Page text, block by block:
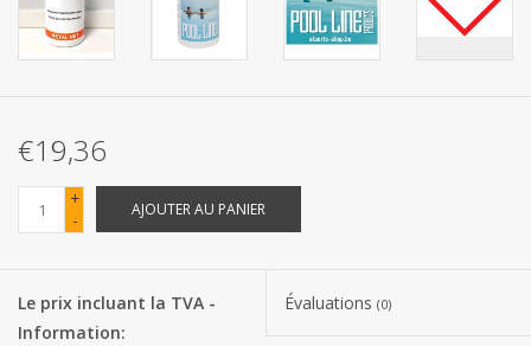
Fournitures de bureau
Produits Covid-19
Confiserie Saint-Nicolas
Bonbons de carnaval
€19,36
+
-
AJOUTER AU PANIER
Le prix incluant la TVA -
Information:
Évaluations (0)